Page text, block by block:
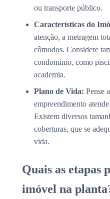
ou transporte público.
Características do
atenção, a metragem
cômodos. Considere
condomínio, como
academia.
Plano de Vida: Pense
empreendimento
Existem diversos
coberturas, que se
vida.
Quais as etapas
imóvel na